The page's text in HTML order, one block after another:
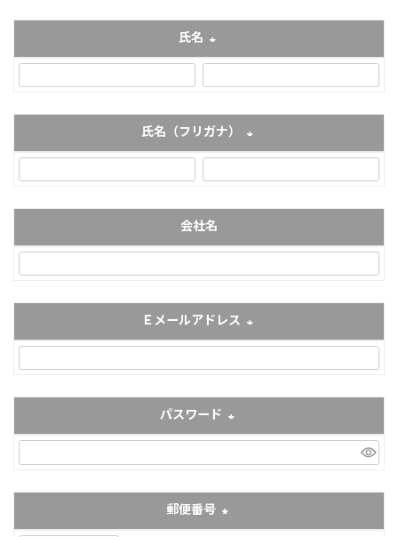
氏名
(必須)
氏名（フリガナ）
(必須)
会社名
Ｅメールアドレス
(必須)
パスワード
(必須)
郵便番号